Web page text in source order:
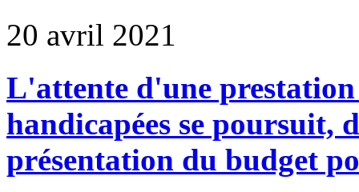
20 avril 2021
L'attente d'une
handicapées se poursuit,
présentation du budget